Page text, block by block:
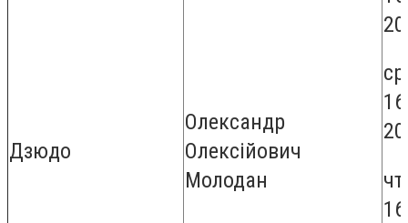
Дзюдо
Олександр
Олексійович
Молодан